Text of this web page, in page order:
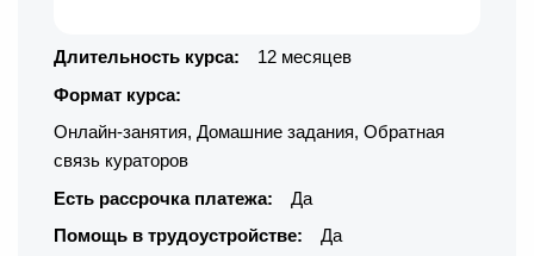
Длительность курса:
12 месяцев
Формат курса:
Онлайн-занятия, Домашние задания, Обратная
связь кураторов
Есть рассрочка платежа:
Да
Помощь в трудоустройстве:
Да